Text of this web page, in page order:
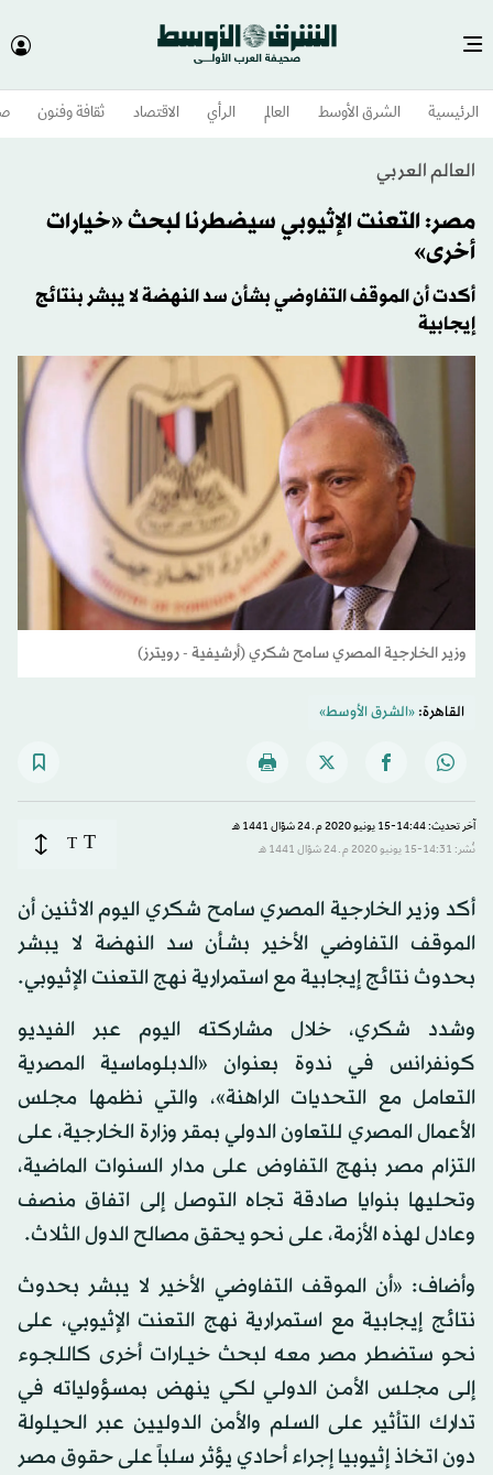
الرئيسية الشرق الأوسط​ العالم الرأي الاقتصاد ثقافة وفنون
العالم العربي
مصر: التعنت الإثيوبي سيضطرنا لبحث «خيارات
أخرى»
أكدت أن الموقف التفاوضي بشأن سد النهضة لا يبشر بنتائج
إيجابية
وزير الخارجية المصري سامح شكري (أرشيفية - رويترز)
القاهرة:«الشرق الأوسط»
آخر تحديث: 14:44-15 يونيو 2020 م ـ 24 شوّال 1441 هـ
نُشر: 14:31-15 يونيو 2020 م ـ 24 شوّال 1441 هـ
T
T
أكد وزير الخارجية المصري سامح شكري اليوم الاثنين أن
الموقف التفاوضي الأخير بشـأن سد النهضة لا يبشر
بحدوث نتائج إيجابية مع استمرارية نهج التعنت الإثيوبي.
وشدد شكري، خلال مشاركته اليوم عبر الفيديو
كونفرانس في ندوة بعنوان «الدبلوماسية المصرية
التعامل مع التحديات الراهنة»، والتي نظمها مجلس
الأعمال المصري للتعاون الدولي بمقر وزارة الخارجية، على
التزام مصر بنهج التفاوض على مدار السنوات الماضية،
وتحليها بنوايا صادقة تجاه التوصل إلى اتفاق منصف
وعادل لهذه الأزمة، على نحو يحقق مصالح الدول الثلاث.
وأضاف: «أن الموقف التفاوضي الأخير لا يبشر بحدوث
نتائج إيجابية مع استمرارية نهج التعنت الإثيوبي، على
نحو ستضطر مصر معـه لبحث خيــارات أخرى كاللجـوء
إلـى مجلـس الأمـن الدولـي لكي ينهض بمسؤولياته في
تدارك التأثير على السلم والأمن الدوليين عبر الحيلولة
دون اتخاذ إثيوبيا إجراء أحادي يؤثر سلباً على حقوق مصر